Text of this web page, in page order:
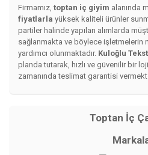
Firmamız, toptan iç giyim alanında
fiyatlarla yüksek kaliteli ürünler
partiler halinde yapılan alımlarda
sağlanmakta ve böylece işletmelerin
yardımcı olunmaktadır. Kuloğlu
planda tutarak, hızlı ve güvenilir bir
zamanında teslimat garantisi
Toptan İç